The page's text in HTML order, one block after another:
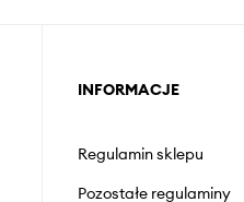
INFORMACJE
Regulamin sklepu
Pozostałe regulaminy